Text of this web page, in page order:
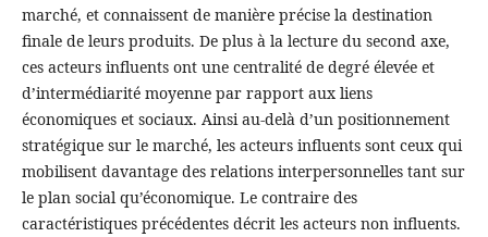
marché, et connaissent de manière précise la destination
finale de leurs produits. De plus à la lecture du second axe,
ces acteurs influents ont une centralité de degré élevée et
d’intermédiarité moyenne par rapport aux liens
économiques et sociaux. Ainsi au-delà d’un positionnement
stratégique sur le marché, les acteurs influents sont ceux qui
mobilisent davantage des relations interpersonnelles tant sur
le plan social qu’économique. Le contraire des
caractéristiques précédentes décrit les acteurs non influents.